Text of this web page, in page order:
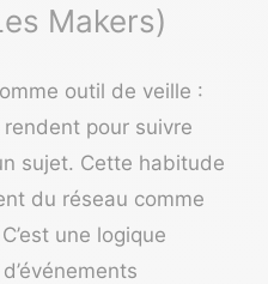
Makers)
outil de veille :
rendent pour suivre
sujet. Cette habitude
du réseau comme
une logique